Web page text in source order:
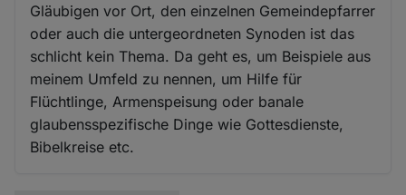
Gläubigen vor Ort, den einzelnen Gemeindepfarrer
oder auch die untergeordneten Synoden ist das
schlicht kein Thema. Da geht es, um Beispiele aus
meinem Umfeld zu nennen, um Hilfe für
Flüchtlinge, Armenspeisung oder banale
glaubensspezifische Dinge wie Gottesdienste,
Bibelkreise etc.